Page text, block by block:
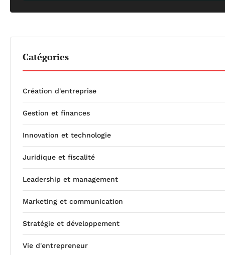
Catégories
Création d'entreprise
Gestion et finances
Innovation et technologie
Juridique et fiscalité
Leadership et management
Marketing et communication
Stratégie et développement
Vie d'entrepreneur